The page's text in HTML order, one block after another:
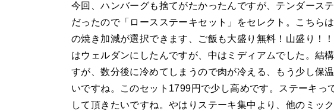
今回、ハンバーグも捨てがたかったんですが、テンダース
だったので「ロースステーキセット」をセレクト。こちら
の焼き加減が選択できます、ご飯も大盛り無料！山盛り！
はウェルダンにしたんですが、中はミディアムでした。結
すが、数分後に冷めてしまうので肉が冷える、もう少し保
いですね。このセット1799円で少し高めです。ステーキっ
して頂きたいですね。やはりステーキ集中より、他のミッ